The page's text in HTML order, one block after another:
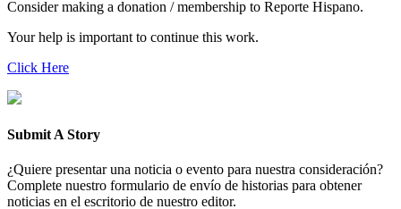
Consider making a donation / membership to Reporte Hispano.
Your help is important to continue this work.
Click Here
Submit A Story
¿Quiere presentar una noticia o evento para nuestra consideración?
Complete nuestro formulario de envío de historias para obtener
noticias en el escritorio de nuestro editor.